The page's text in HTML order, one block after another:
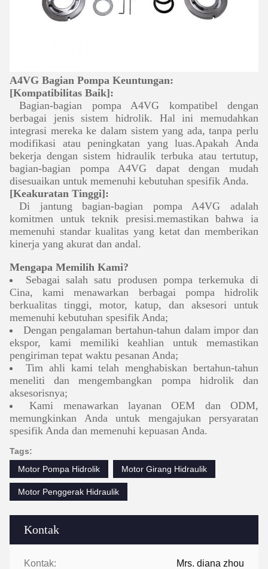
Kontak
Kontak: Mrs. diana zhou
A4VG Bagian Pompa Keuntungan:
[Kompatibilitas Baik]:
Bagian-bagian pompa A4VG kompatibel dengan
berbagai jenis sistem hidrolik. Hal ini memudahkan
integrasi mereka ke dalam sistem yang ada, tanpa perlu
modifikasi atau peningkatan yang luas.Apakah Anda
bekerja dengan sistem hidraulik terbuka atau tertutup,
bagian-bagian pompa A4VG dapat dengan mudah
disesuaikan untuk memenuhi kebutuhan spesifik Anda.
[Keakuratan Tinggi]:
Di jantung bagian-bagian pompa A4VG adalah
komitmen untuk teknik presisi.memastikan bahwa ia
memenuhi standar kualitas yang ketat dan memberikan
kinerja yang akurat dan andal.
Mengapa Memilih Kami?
Sebagai salah satu produsen pompa terkemuka di
Cina, kami menawarkan berbagai pompa hidrolik
berkualitas tinggi, motor, katup, dan aksesori untuk
memenuhi kebutuhan spesifik Anda;
Dengan pengalaman bertahun-tahun dalam impor dan
ekspor, kami memiliki keahlian untuk memastikan
pengiriman tepat waktu pesanan Anda;
Tim ahli kami telah menghabiskan bertahun-tahun
meneliti dan mengembangkan pompa hidrolik dan
aksesorisnya;
Kami menawarkan layanan OEM dan ODM,
memungkinkan Anda untuk mengajukan persyaratan
spesifik Anda dan memenuhi kepuasan Anda.
Tags:
Motor Pompa Hidrolik
Motor Girang Hidraulik
Motor Penggerak Hidraulik